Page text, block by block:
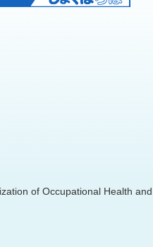
of Occupational Health